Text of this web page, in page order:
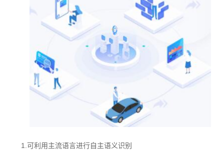
1.可利用主流语言进行自主语义识别